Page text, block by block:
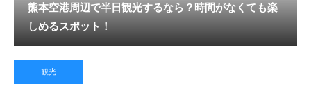
熊本空港周辺で半日観光するなら？時間がなくても楽
しめるスポット！
観光